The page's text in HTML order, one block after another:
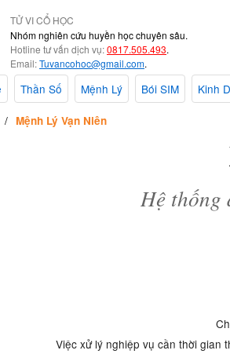
TỬ VI CỔ HỌC
Nhóm nghiên cứu huyền học chuyên sâu.
Hotline tư vấn dịch vụ:0817.505.493.
Email:Tuvancohoc@gmail.com.
Thần Số Mệnh Lý Bói SIM Kinh
Mệnh Lý Vạn Niên
Hệ thống
Việc xử lý nghiệp vụ cần thời gian